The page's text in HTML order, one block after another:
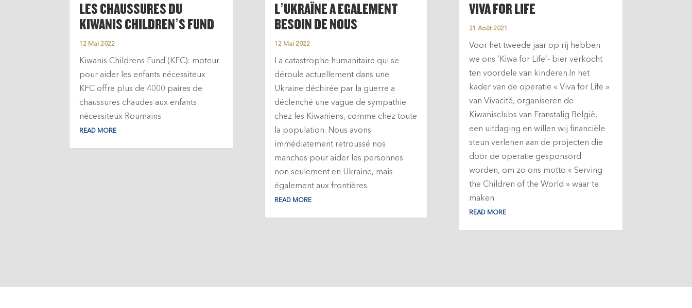
LES CHAUSSURES DU
KIWANIS CHILDREN’S FUND
12 Mai 2022
Kiwanis Childrens Fund (KFC): moteur
pour aider les enfants nécessiteux
KFC offre plus de 4000 paires de
chaussures chaudes aux enfants
nécessiteux Roumains
READ MORE
L’UKRAÏNE A EGALEMENT
BESOIN DE NOUS
12 Mai 2022
La catastrophe humanitaire qui se
déroule actuellement dans une
Ukraine déchirée par la guerre a
déclenché une vague de sympathie
chez les Kiwaniens, comme chez toute
la population. Nous avons
immédiatement retroussé nos
manches pour aider les personnes
non seulement en Ukraine, mais
également aux frontières.
READ MORE
VIVA FOR LIFE
31 Août 2021
Voor het tweede jaar op rij hebben
we ons ‘Kiwa for Life’- bier verkocht
ten voordele van kinderen.In het
kader van de operatie « Viva for Life »
van Vivacité, organiseren de
Kiwanisclubs van Franstalig België,
een uitdaging en willen wij financiële
steun verlenen aan de projecten die
door de operatie gesponsord
worden, om zo ons motto « Serving
the Children of the World » waar te
maken.
READ MORE